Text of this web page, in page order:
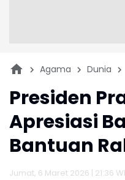
Agama Dunia
Presiden
Apresiasi
Bantuan
Jumat, 6 Maret 2026 | 21:36